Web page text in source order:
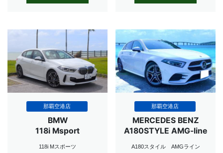
那覇空港店
BMW
118i Msport
118i Mスポーツ
那覇空港店
MERCEDES BENZ
A180STYLE AMG-line
A180スタイル AMGライン